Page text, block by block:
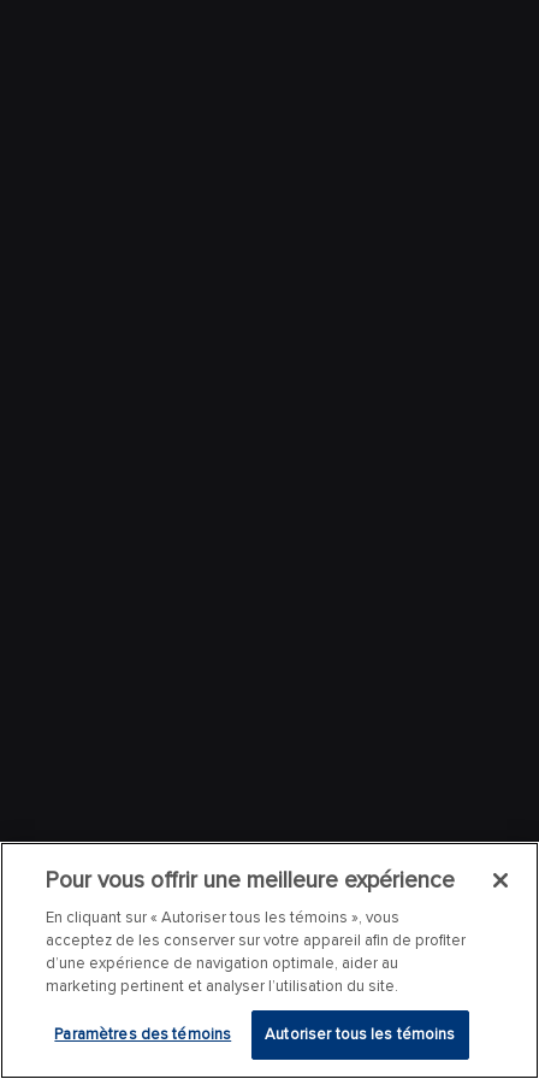
Pour vous offrir une meilleure expérience
En cliquant sur « Autoriser tous les témoins », vous
acceptez de les conserver sur votre appareil afin de profiter
d’une expérience de navigation optimale, aider au
marketing pertinent et analyser l’utilisation du site.
Paramètres des témoins Autoriser tous les témoins